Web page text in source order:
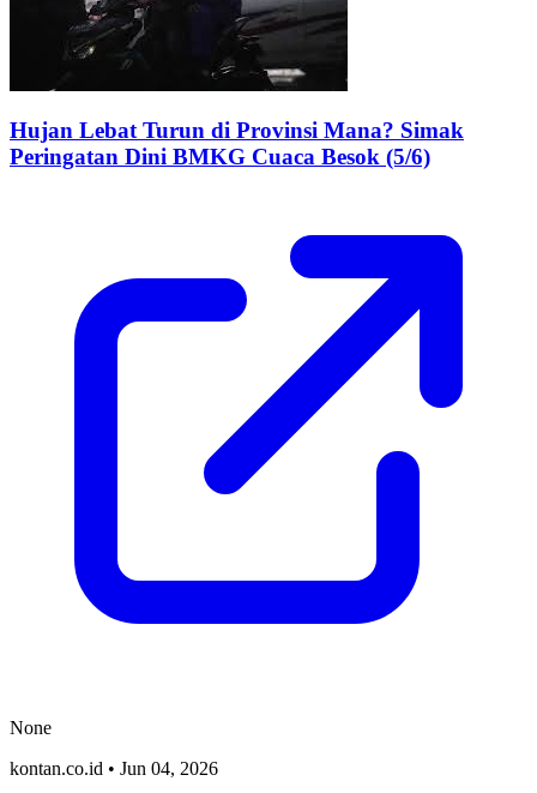
Hujan Lebat Turun di Provinsi Mana? Simak
Peringatan Dini BMKG Cuaca Besok (5/6)
None
kontan.co.id • Jun 04, 2026